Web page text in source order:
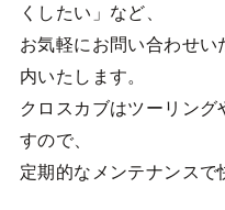
くしたい」など、
お気軽にお問い合わせ
内いたします。
クロスカブはツーリン
すので、
定期的なメンテナンスで